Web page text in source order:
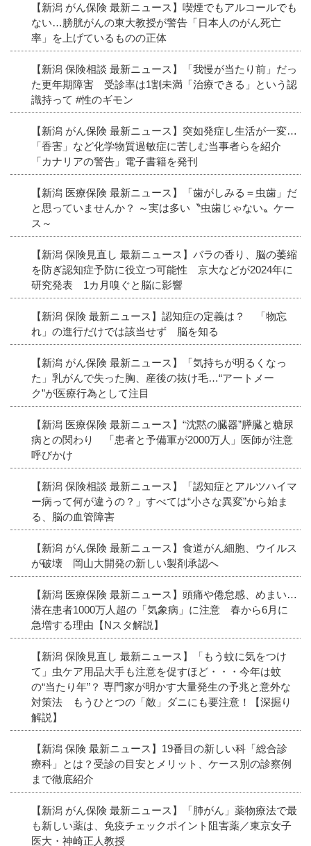
【新潟 がん保険 最新ニュース】喫煙でもアルコールでも
ない…膀胱がんの東大教授が警告「日本人のがん死亡
率」を上げているものの正体
【新潟 保険相談 最新ニュース】「我慢が当たり前」だっ
た更年期障害 受診率は1割未満「治療できる」という認
識持って #性のギモン
【新潟 がん保険 最新ニュース】突如発症し生活が一変…
「香害」など化学物質過敏症に苦しむ当事者らを紹介
「カナリアの警告」電子書籍を発刊
【新潟 医療保険 最新ニュース】「歯がしみる＝虫歯」だ
と思っていませんか？ ～実は多い〝虫歯じゃない〟ケー
ス～
【新潟 保険見直し 最新ニュース】バラの香り、脳の萎縮
を防ぎ認知症予防に役立つ可能性 京大などが2024年に
研究発表 1カ月嗅ぐと脳に影響
【新潟 保険 最新ニュース】認知症の定義は？ 「物忘
れ」の進行だけでは該当せず 脳を知る
【新潟 がん保険 最新ニュース】「気持ちが明るくなっ
た」乳がんで失った胸、産後の抜け毛…“アートメー
ク”が医療行為として注目
【新潟 医療保険 最新ニュース】“沈黙の臓器”膵臓と糖尿
病との関わり 「患者と予備軍が2000万人」医師が注意
呼びかけ
【新潟 保険相談 最新ニュース】「認知症とアルツハイマ
ー病って何が違うの？」すべては“小さな異変”から始ま
る、脳の血管障害
【新潟 がん保険 最新ニュース】食道がん細胞、ウイルス
が破壊 岡山大開発の新しい製剤承認へ
【新潟 医療保険 最新ニュース】頭痛や倦怠感、めまい…
潜在患者1000万人超の「気象病」に注意 春から6月に
急増する理由【Nスタ解説】
【新潟 保険見直し 最新ニュース】「もう蚊に気をつけ
て」虫ケア用品大手も注意を促すほど・・・今年は蚊
の“当たり年”？ 専門家が明かす大量発生の予兆と意外な
対策法 もうひとつの「敵」ダニにも要注意！【深掘り
解説】
【新潟 保険 最新ニュース】19番目の新しい科「総合診
療科」とは？受診の目安とメリット、ケース別の診察例
まで徹底紹介
【新潟 がん保険 最新ニュース】「肺がん」薬物療法で最
も新しい薬は、免疫チェックポイント阻害薬／東京女子
医大・神崎正人教授